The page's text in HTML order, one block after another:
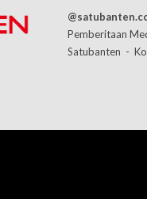
Pemberitaan
Satubanten -